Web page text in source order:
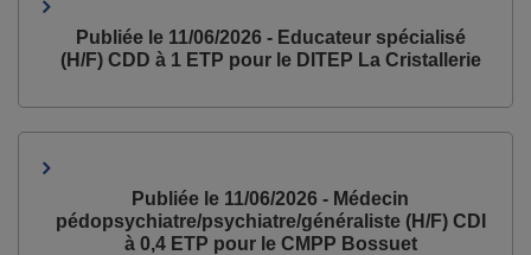
Publiée le 11/06/2026 - Educateur spécialisé
(H/F) CDD à 1 ETP pour le DITEP La Cristallerie
Publiée le 11/06/2026 - Médecin
pédopsychiatre/psychiatre/généraliste (H/F) CDI
à 0,4 ETP pour le CMPP Bossuet